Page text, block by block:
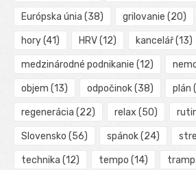
Európska únia (38) grilovanie (20)
hory(41) HRV(12) kancelář(13)
medzinárodné podnikanie (12)
objem (13) odpočinok(38) plán
regenerácia (22) relax (50)
Slovensko (56) spánok(24)
technika (12) tempo (14) tramp